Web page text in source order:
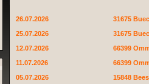
26.07.2026
31675
25.07.2026
31675
12.07.2026
66399
11.07.2026
66399
05.07.2026
15848